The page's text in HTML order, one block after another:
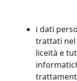
i dati
trattati nel
liceità e